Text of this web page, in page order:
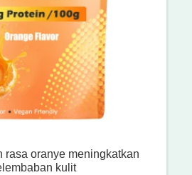
rasa oranye meningkatkan
kulit